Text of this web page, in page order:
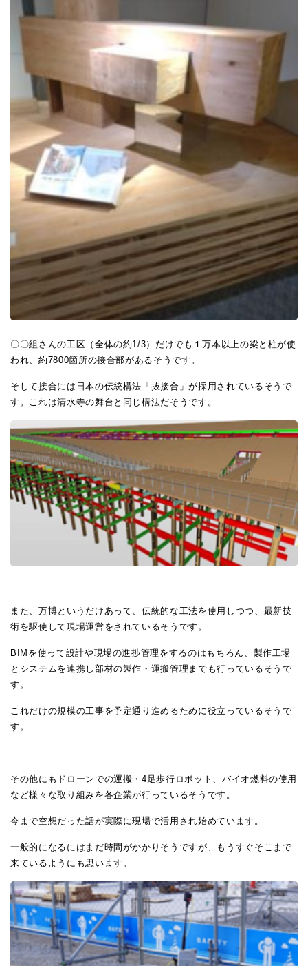
〇〇組さんの工区（全体の約1/3）だけでも１万本以上の梁と柱が使
われ、約7800箇所の接合部があるそうです。
そして接合には日本の伝統構法「抜接合」が採用されているそうで
す。これは清水寺の舞台と同じ構法だそうです。
また、万博というだけあって、伝統的な工法を使用しつつ、最新技
術を駆使して現場運営をされているそうです。
BIMを使って設計や現場の進捗管理をするのはもちろん、製作工場
とシステムを連携し部材の製作・運搬管理までも行っているそうで
す。
これだけの規模の工事を予定通り進めるために役立っているそうで
す。
その他にもドローンでの運搬・4足歩行ロボット、バイオ燃料の使用
など様々な取り組みを各企業が行っているそうです。
今まで空想だった話が実際に現場で活用され始めています。
一般的になるにはまだ時間がかかりそうですが、もうすぐそこまで
来ているようにも思います。